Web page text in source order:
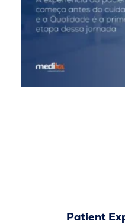
Patient